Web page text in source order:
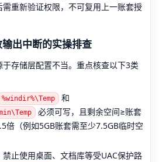
重新验证权限，不可复用上一账套授
出中断的实操排查
存储层配置不当。重点核查以下3类
%windir%\Temp 和
必须可写，且剩余空间≥账套
倍（例如5GB账套需至少7.5GB临时空
禁止使用桌面、文档库等受UAC保护路